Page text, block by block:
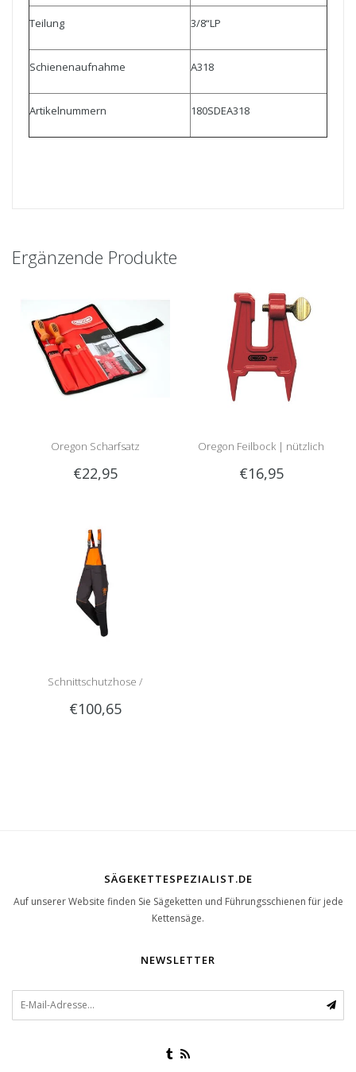
Teilung 3/8“LP
Schienenaufnahme A318
Artikelnummern 180SDEA318
Ergänzende Produkte
Oregon Scharfsatz
€22,95
Oregon Feilbock | nützlich
beim Schärfen im Wald!
€16,95
Schnittschutzhose /
Schnittschutzlatzhose Sip
€100,65
SÄGEKETTESPEZIALIST.DE
Auf unserer Website finden Sie Sägeketten und Führungsschienen für jede
Kettensäge.
NEWSLETTER